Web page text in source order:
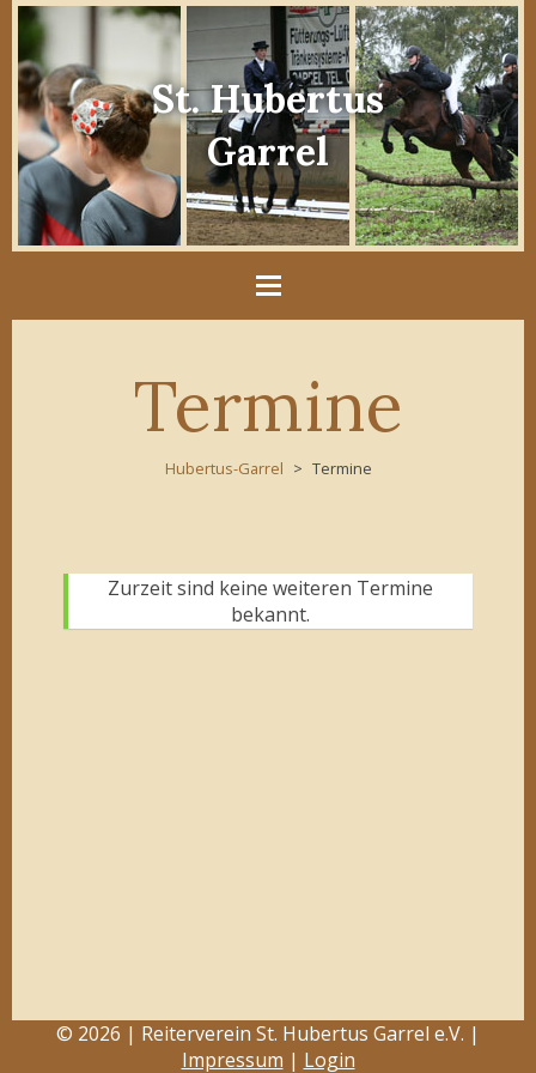
St. Hubertus
Garrel
Termine
Hubertus-Garrel Termine
Zurzeit sind keine weiteren Termine
bekannt.
© 2026 | Reiterverein St. Hubertus Garrel e.V. |
Impressum | Login